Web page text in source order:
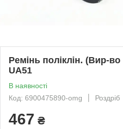
Ремінь поліклін. (Вир-
UA51
В наявності
Код: 6900475890-omg
Роздріб
467 ₴